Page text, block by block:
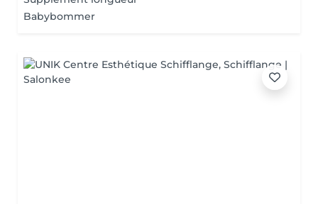
Babybommer